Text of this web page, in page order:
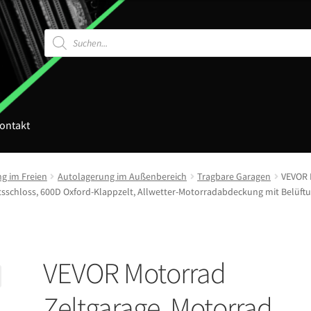
Products
search
im Freien Autolagerung im Außenbereich Tragbare Garagen
600D Oxford-Klappzelt, Allwetter-Motorradabdeckung mit
VEVOR Motorrad